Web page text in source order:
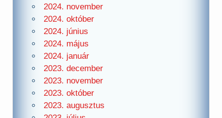
2024. november
2024. október
2024. június
2024. május
2024. január
2023. december
2023. november
2023. október
2023. augusztus